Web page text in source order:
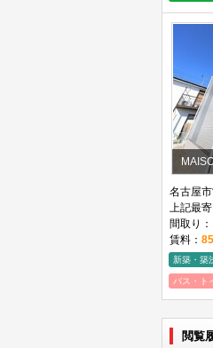
名古屋
上記最
間取り
賃料：
新築・築
バス・ト
閲覧